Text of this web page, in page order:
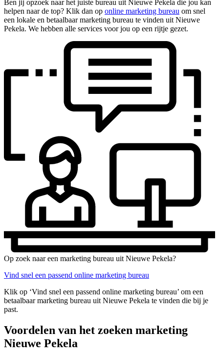
Ben jij opzoek naar het juiste bureau uit Nieuwe Pekela die jou kan
helpen naar de top? Klik dan op online marketing bureau om snel
een lokale en betaalbaar marketing bureau te vinden uit Nieuwe
Pekela. We hebben alle services voor jou op een rijtje gezet.
Op zoek naar een marketing bureau uit Nieuwe Pekela?
Vind snel een passend online marketing bureau
Klik op ‘Vind snel een passend online marketing bureau’ om een
betaalbaar marketing bureau uit Nieuwe Pekela te vinden die bij je
past.
Voordelen van het zoeken marketing
Nieuwe Pekela